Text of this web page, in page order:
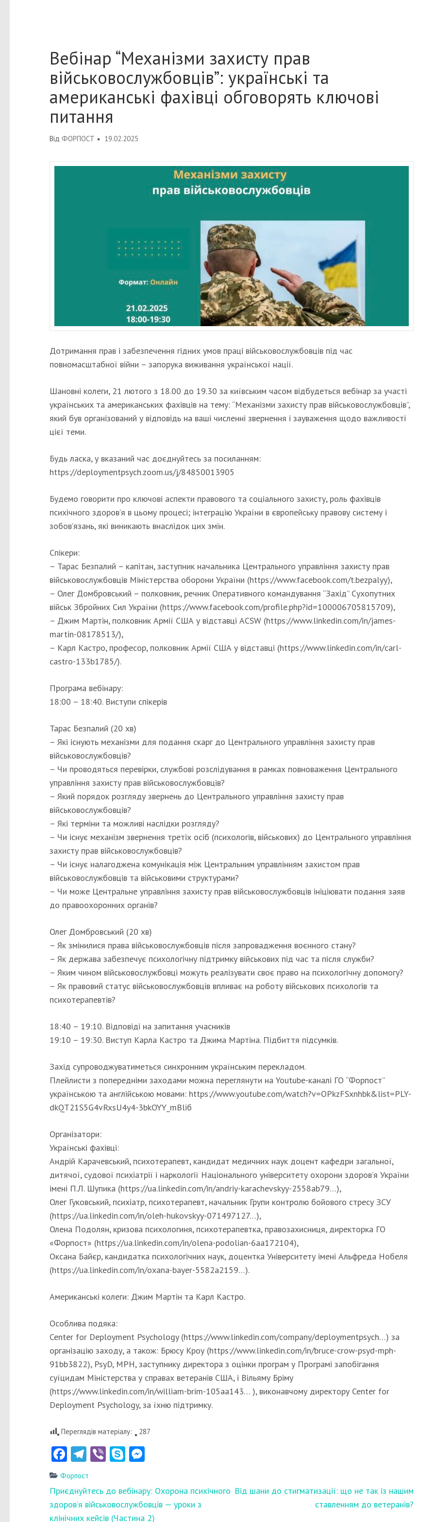
Вебінар “Механізми захисту прав
військовослужбовців”: українські та
американські фахівці обговорять ключові
питання
Від ФОРПОСТ 19.02.2025
Дотримання прав і забезпечення гідних умов праці військовослужбовців під час
повномасштабної війни – запорука виживання української нації.
Шановні колеги, 21 лютого з 18.00 до 19.30 за київським часом відбудеться вебінар за участі
українських та американських фахівців на тему: “Механізми захисту прав військовослужбовців”,
який був організований у відповідь на ваші численні звернення і зауваження щодо важливості
цієї теми.
Будь ласка, у вказаний час доєднуйтесь за посиланням:
https://deploymentpsych.zoom.us/j/84850013905
Будемо говорити про ключові аспекти правового та соціального захисту, роль фахівців
психічного здоров’я в цьому процесі; інтеграцію України в європейську правову систему і
зобов’язань, які виникають внаслідок цих змін.
Спікери:
– Тарас Безпалий – капітан, заступник начальника Центрального управління захисту прав
військовослужбовців Міністерства оборони України (https://www.facebook.com/t.bezpalyy),
– Олег Домбровський – полковник, речник Оперативного командування “Захід” Сухопутних
військ Збройних Сил України (https://www.facebook.com/profile.php?id=100006705815709),
– Джим Мартін, полковник Армії США у відставці ACSW (https://www.linkedin.com/in/james-
martin-08178513/),
– Карл Кастро, професор, полковник Армії США у відставці (https://www.linkedin.com/in/carl-
castro-133b1785/).
Програма вебінару:
18:00 – 18:40. Виступи спікерів
Тарас Безпалий (20 хв)
– Які існують механізми для подання скарг до Центрального управління захисту прав
військовослужбовців?
– Чи проводяться перевірки, службові розслідування в рамках повноваження Центрального
управління захисту прав військовослужбовців?
– Який порядок розгляду звернень до Центрального управління захисту прав
військовослужбовців?
– Які терміни та можливі наслідки розгляду?
– Чи існує механізм звернення третіх осіб (психологів, військових) до Центрального управління
захисту прав військовослужбовців?
– Чи існує налагоджена комунікація між Центральним управлінням захистом прав
військовослужбовців та військовими структурами?
– Чи може Центральне управління захисту прав військовослужбовців ініціювати подання заяв
до правоохоронних органів?
Олег Домбровський (20 хв)
– Як змінилися права військовослужбовців після запровадження воєнного стану?
– Як держава забезпечує психологічну підтримку військових під час та після служби?
– Яким чином військовослужбовці можуть реалізувати своє право на психологічну допомогу?
– Як правовий статус військовослужбовців впливає на роботу військових психологів та
психотерапевтів?
18:40 – 19:10. Відповіді на запитання учасників
19:10 – 19:30. Виступ Карла Кастро та Джима Мартіна. Підбиття підсумків.
Захід супроводжуватиметься синхронним українським перекладом.
Плейлисти з попередніми заходами можна переглянути на Youtube-каналі ГО “Форпост”
українською та англійською мовами: https://www.youtube.com/watch?v=OPkzFSxnhbk&list=PLY-
dkQT21S5G4vRxsU4y4-3bkOYY_mBliб
Організатори:
Українські фахівці:
Андрій Карачевський, психотерапевт, кандидат медичних наук доцент кафедри загальної,
дитячої, судової психіатрії і наркології Національного університету охорони здоров’я України
імені П.Л. Шупика (https://ua.linkedin.com/in/andriy-karachevskyy-2558ab79…),
Олег Гуковський, психіатр, психотерапевт, начальник Групи контролю бойового стресу ЗСУ
(https://ua.linkedin.com/in/oleh-hukovskyy-071497127…),
Олена Подолян, кризова психологиня, психотерапевтка, правозахисниця, директорка ГО
«Форпост» (https://ua.linkedin.com/in/olena-podolian-6aa172104),
Оксана Байєр, кандидатка психологічних наук, доцентка Університету імені Альфреда Нобеля
(https://ua.linkedin.com/in/oxana-bayer-5582a2159…).
Американські колеги: Джим Мартін та Карл Кастро.
Особлива подяка:
Center for Deployment Psychology (https://www.linkedin.com/company/deploymentpsych…) за
організацію заходу, а також: Брюcу Кроу (https://www.linkedin.com/in/bruce-crow-psyd-mph-
91bb3822), PsyD, MPH, заступнику директора з оцінки програм у Програмі запобігання
суїцидам Міністерства у справах ветеранів США, і Вільяму Бріму
(https://www.linkedin.com/in/william-brim-105aa143… ), виконавчому директору Center for
Deployment Psychology, за їхню підтримку.
Переглядів матеріалу: 287
Facebook
Telegram
ViberSkype
Форпост
Навігація
записів
Приєднуйтесь до вебінару: Охорона психічного
здоров’я військовослужбовців — уроки з
клінічних кейсів (Частина 2)
Від шани до стигматизації: що не так із нашим
ставленням до ветеранів?